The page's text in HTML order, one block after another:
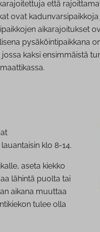
että
ovat kadunvarsipaikkoja
aikarajoitukset
pysäköintipaikkana
kaksi ensimmäistä
klo 8-14.
aseta kiekko
lähintä puolta tai
aikana muuttaa
tulee olla